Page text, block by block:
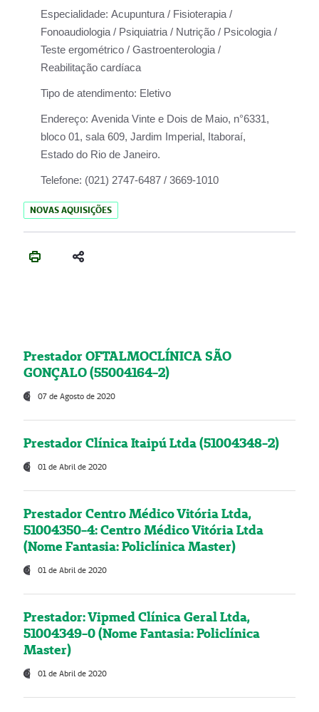
Especialidade: Acupuntura / Fisioterapia /
Fonoaudiologia / Psiquiatria / Nutrição / Psicologia /
Teste ergométrico / Gastroenterologia /
Reabilitação cardíaca
Tipo de atendimento: Eletivo
Endereço: Avenida Vinte e Dois de Maio, n°6331,
bloco 01, sala 609, Jardim Imperial, Itaboraí,
Estado do Rio de Janeiro.
Telefone: (021) 2747-6487 / 3669-1010
NOVAS AQUISIÇÕES
Prestador OFTALMOCLÍNICA SÃO
GONÇALO (55004164-2)
07 de Agosto de 2020
Prestador Clínica Itaipú Ltda (51004348-2)
01 de Abril de 2020
Prestador Centro Médico Vitória Ltda,
51004350-4: Centro Médico Vitória Ltda
(Nome Fantasia: Policlínica Master)
01 de Abril de 2020
Prestador: Vipmed Clínica Geral Ltda,
51004349-0 (Nome Fantasia: Policlínica
Master)
01 de Abril de 2020